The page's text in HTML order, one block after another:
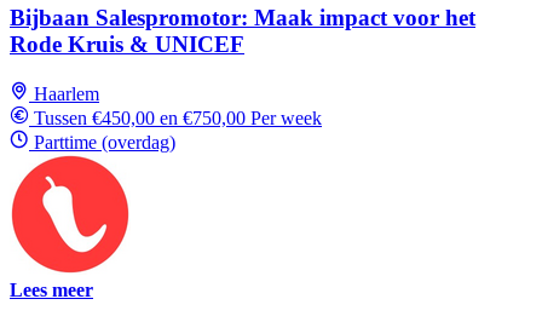
Bijbaan Salespromotor: Maak impact voor het
Rode Kruis & UNICEF
Haarlem
Tussen €450,00 en €750,00 Per week
Parttime (overdag)
Lees meer